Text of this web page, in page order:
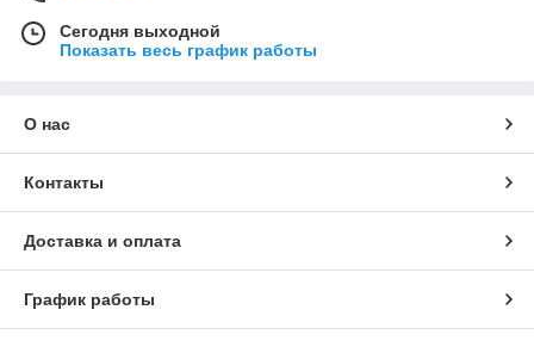
Сегодня выходной
Показать весь график работы
О нас
Контакты
Доставка и оплата
График работы